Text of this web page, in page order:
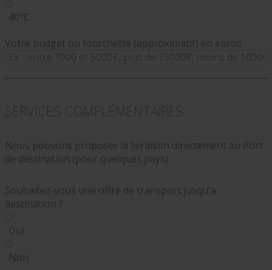
40°C
Votre budget ou fourchette (approximatif) en euros
SERVICES COMPLÉMENTAIRES
Nous pouvons proposer la livraison directement au Port
de destination (pour quelques pays)
Souhaitez-vous une offre de transport jusqu'à
destination ?
Oui
Non